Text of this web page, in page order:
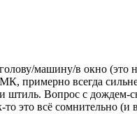
машину/в окно (это
примерно всегда
штиль. Вопрос с дождем-
это всё сомнительно (и